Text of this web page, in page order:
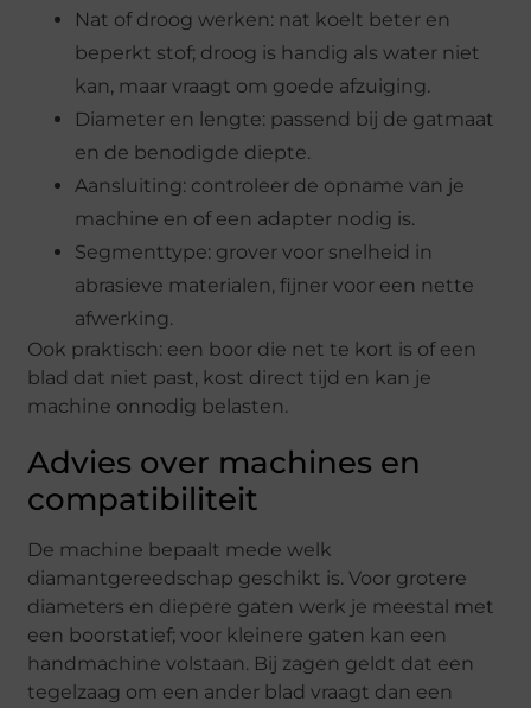
Nat of droog werken: nat koelt beter en
beperkt stof; droog is handig als water niet
kan, maar vraagt om goede afzuiging.
Diameter en lengte: passend bij de gatmaat
en de benodigde diepte.
Aansluiting: controleer de opname van je
machine en of een adapter nodig is.
Segmenttype: grover voor snelheid in
abrasieve materialen, fijner voor een nette
afwerking.
Ook praktisch: een boor die net te kort is of een
blad dat niet past, kost direct tijd en kan je
machine onnodig belasten.
Advies over machines en
compatibiliteit
De machine bepaalt mede welk
diamantgereedschap geschikt is. Voor grotere
diameters en diepere gaten werk je meestal met
een boorstatief; voor kleinere gaten kan een
handmachine volstaan. Bij zagen geldt dat een
tegelzaag om een ander blad vraagt dan een